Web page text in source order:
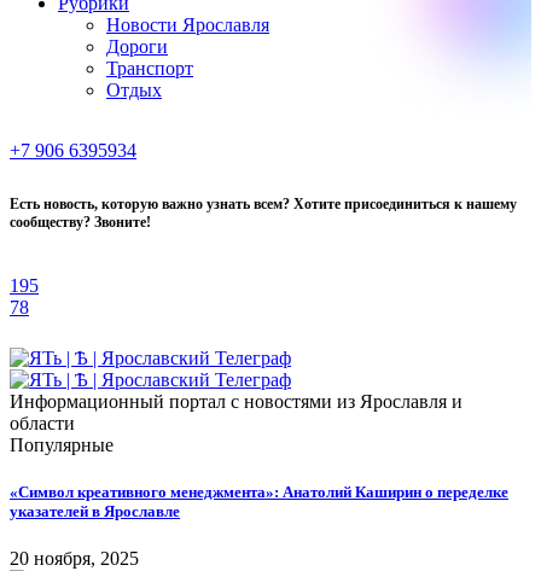
Новости Ярославля
Дороги
Транспорт
Отдых
+7 906 6395934
Есть новость, которую важно узнать всем? Хотите присоединиться к нашему
сообществу? Звоните!
195
78
Информационный портал с новостями из Ярославля и
области
Популярные
«Символ креативного менеджмента»: Анатолий Каширин о переделке
указателей в Ярославле
20 ноября, 2025